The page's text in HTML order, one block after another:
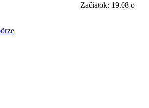
Začiatok: 19.08 o